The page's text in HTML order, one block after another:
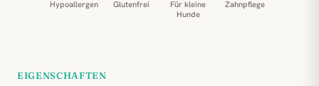
Hypoallergen Glutenfrei
Für kleine
Hunde
Zahnpflege
EIGENSCHAFTEN